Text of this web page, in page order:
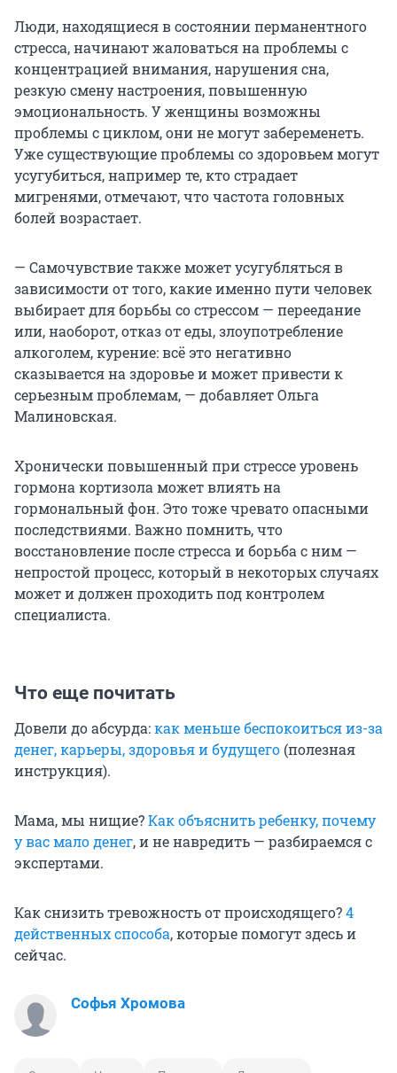
Люди, находящиеся в состоянии перманентного
стресса, начинают жаловаться на проблемы с
концентрацией внимания, нарушения сна,
резкую смену настроения, повышенную
эмоциональность. У женщины возможны
проблемы с циклом, они не могут забеременеть.
Уже существующие проблемы со здоровьем могут
усугубиться, например те, кто страдает
мигренями, отмечают, что частота головных
болей возрастает.
— Самочувствие также может усугубляться в
зависимости от того, какие именно пути человек
выбирает для борьбы со стрессом — переедание
или, наоборот, отказ от еды, злоупотребление
алкоголем, курение: всё это негативно
сказывается на здоровье и может привести к
серьезным проблемам, — добавляет Ольга
Малиновская.
Хронически повышенный при стрессе уровень
гормона кортизола может влиять на
гормональный фон. Это тоже чревато опасными
последствиями. Важно помнить, что
восстановление после стресса и борьба с ним —
непростой процесс, который в некоторых случаях
может и должен проходить под контролем
специалиста.
Что еще почитать
Довели до абсурда:как меньше беспокоиться из-за
денег, карьеры, здоровья и будущего (полезная
инструкция).
Мама, мы нищие?Как объяснить ребенку, почему
у вас мало денег, и не навредить — разбираемся с
экспертами.
Как снизить тревожность от происходящего?4
действенных способа, которые помогут здесь и
сейчас.
Софья Хромова